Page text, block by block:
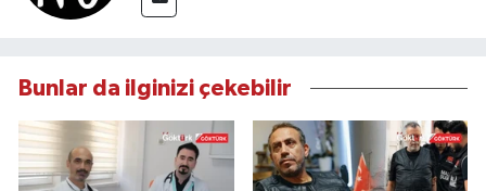
Bunlar da ilginizi çekebilir